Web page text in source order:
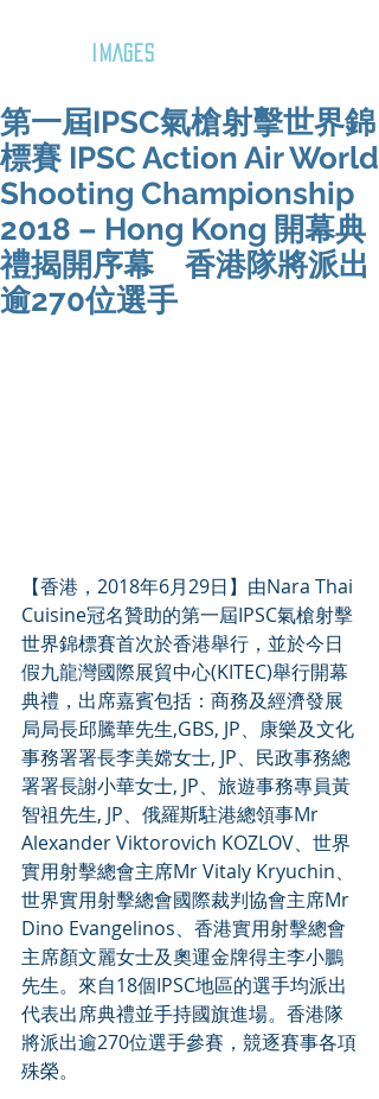
IMAGES
第一屆IPSC氣槍射擊世界錦
標賽 IPSC Action Air World
Shooting Championship
2018 – Hong Kong 開幕典
禮揭開序幕 香港隊將派出
逾270位選手
【香港，2018年6月29日】由Nara Thai
Cuisine冠名贊助的第一屆IPSC氣槍射擊
世界錦標賽首次於香港舉行，並於今日
假九龍灣國際展貿中心(KITEC)舉行開幕
典禮，出席嘉賓包括：商務及經濟發展
局局長邱騰華先生,GBS, JP、康樂及文化
事務署署長李美嫦女士, JP、民政事務總
署署長謝小華女士, JP、旅遊事務專員黃
智祖先生, JP、俄羅斯駐港總領事Mr
Alexander Viktorovich KOZLOV、世界
實用射擊總會主席Mr Vitaly Kryuchin、
世界實用射擊總會國際裁判協會主席Mr
Dino Evangelinos、香港實用射擊總會
主席顏文麗女士及奧運金牌得主李小鵬
先生。來自18個IPSC地區的選手均派出
代表出席典禮並手持國旗進場。香港隊
將派出逾270位選手參賽，競逐賽事各項
殊榮。